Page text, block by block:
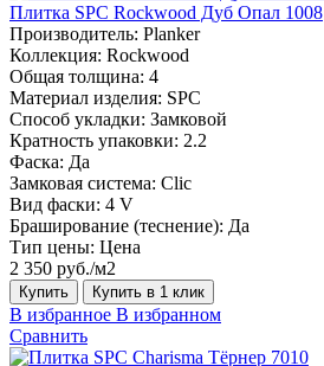
Плитка SPC Rockwood Дуб Опал 1008
Производитель: Planker
Коллекция: Rockwood
Общая толщина: 4
Материал изделия: SPC
Способ укладки: Замковой
Кратность упаковки: 2.2
Фаска: Да
Замковая система: Сlic
Вид фаски: 4 V
Браширование (теснение): Да
Тип цены: Цена
2 350 руб./м2
Купить Купить в 1 клик
В избранное В избранном
Сравнить